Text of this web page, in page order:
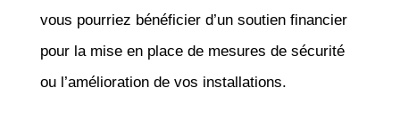
vous pourriez bénéficier d’un soutien financier
pour la mise en place de mesures de sécurité
ou l’amélioration de vos installations.